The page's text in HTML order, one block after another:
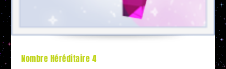
Nombre Héréditaire 4